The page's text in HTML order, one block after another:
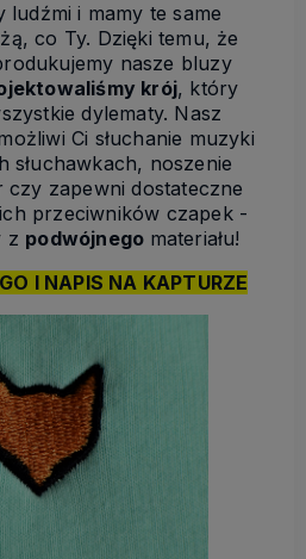
ludźmi i mamy te same
co Ty. Dzięki temu, że
nasze bluzy
krój, który
dylematy. Nasz
Ci słuchanie muzyki
słuchawkach, noszenie
zapewni dostateczne
przeciwników czapek -
z podwójnego materiału!
I NAPIS NA KAPTURZE